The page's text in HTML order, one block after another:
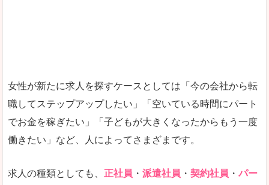
女性が新たに求人を探すケースとしては「今の会社から転
職してステップアップしたい」「空いている時間にパート
でお金を稼ぎたい」「子どもが大きくなったからもう一度
働きたい」など、人によってさまざまです。
求人の種類としても、 正社員 ・ 派遣社員 ・ 契約社員 ・ パー